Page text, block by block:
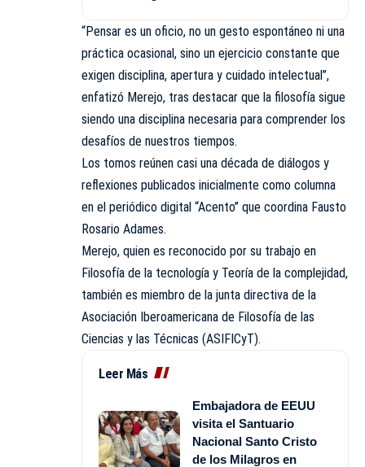
“Pensar es un oficio, no un gesto espontáneo ni una
práctica ocasional, sino un ejercicio constante que
exigen disciplina, apertura y cuidado intelectual”,
enfatizó Merejo, tras destacar que la filosofía sigue
siendo una disciplina necesaria para comprender los
desafíos de nuestros tiempos.
Los tomos reúnen casi una década de diálogos y
reflexiones publicados inicialmente como columna
en el periódico digital “Acento” que coordina Fausto
Rosario Adames.
Merejo, quien es reconocido por su trabajo en
Filosofía de la tecnología y Teoría de la complejidad,
también es miembro de la junta directiva de la
Asociación Iberoamericana de Filosofía de las
Ciencias y las Técnicas (ASIFICyT).
Leer Más
Embajadora de EEUU
visita el Santuario
Nacional Santo Cristo
de los Milagros en